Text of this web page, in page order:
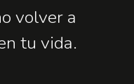
volver a
tu vida.